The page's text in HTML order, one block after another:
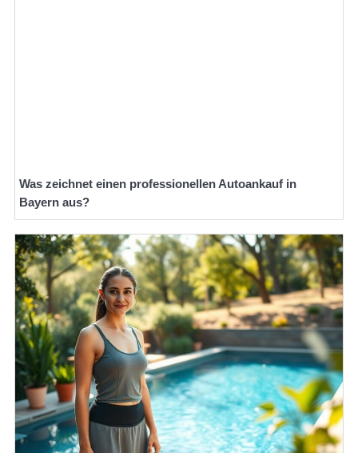
Was zeichnet einen professionellen Autoankauf in
Bayern aus?